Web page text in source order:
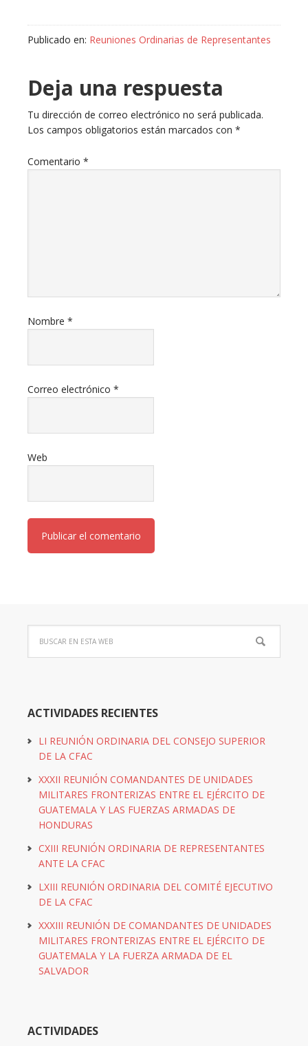
Publicado en: Reuniones Ordinarias de Representantes
Deja una respuesta
Tu dirección de correo electrónico no será publicada.
Los campos obligatorios están marcados con *
Comentario *
Nombre *
Correo electrónico *
Web
ACTIVIDADES RECIENTES
LI REUNIÓN ORDINARIA DEL CONSEJO SUPERIOR
DE LA CFAC
XXXII REUNIÓN COMANDANTES DE UNIDADES
MILITARES FRONTERIZAS ENTRE EL EJÉRCITO DE
GUATEMALA Y LAS FUERZAS ARMADAS DE
HONDURAS
CXIII REUNIÓN ORDINARIA DE REPRESENTANTES
ANTE LA CFAC
LXIII REUNIÓN ORDINARIA DEL COMITÉ EJECUTIVO
DE LA CFAC
XXXIII REUNIÓN DE COMANDANTES DE UNIDADES
MILITARES FRONTERIZAS ENTRE EL EJÉRCITO DE
GUATEMALA Y LA FUERZA ARMADA DE EL
SALVADOR
ACTIVIDADES